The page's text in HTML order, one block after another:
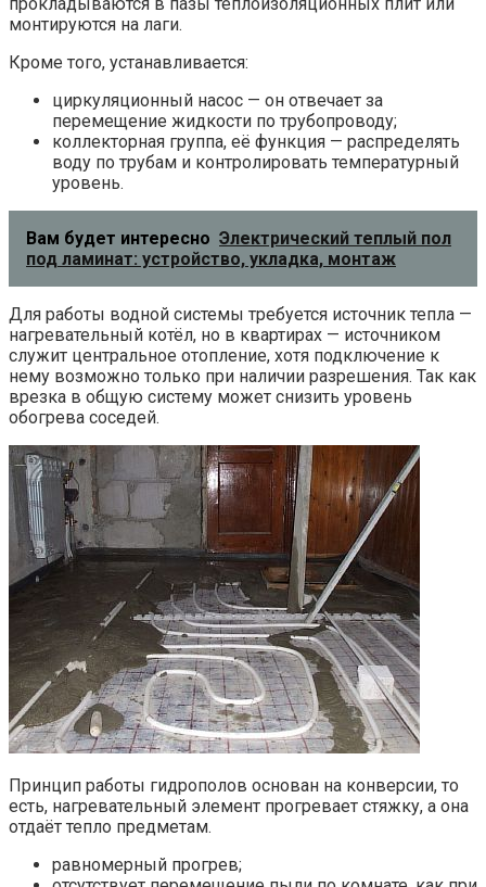
монтируются на лаги.
Кроме того, устанавливается:
циркуляционный насос — он отвечает за
перемещение жидкости по трубопроводу;
коллекторная группа, её функция — распределять
воду по трубам и контролировать температурный
уровень.
Вам будет интересно Электрический теплый пол
под ламинат: устройство, укладка, монтаж
Для работы водной системы требуется источник тепла —
нагревательный котёл, но в квартирах — источником
служит центральное отопление, хотя подключение к
нему возможно только при наличии разрешения. Так как
врезка в общую систему может снизить уровень
обогрева соседей.
Принцип работы гидрополов основан на конверсии, то
есть, нагревательный элемент прогревает стяжку, а она
отдаёт тепло предметам.
равномерный прогрев;